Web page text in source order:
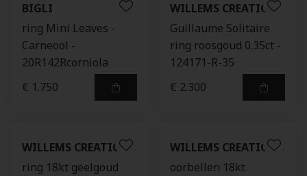
BIGLI
ring Mini Leaves -
Carneool -
20R142Rcorniola
€ 1.750
WILLEMS CREATIONS
Guillaume Solitaire
ring roosgoud 0.35ct -
124171-R-35
€ 2.300
WILLEMS CREATIONS
ring 18kt geelgoud
WILLEMS CREATIONS
oorbellen 18kt